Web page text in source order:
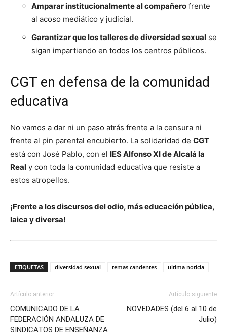
Amparar institucionalmente al compañero frente
al acoso mediático y judicial.
Garantizar que los talleres de diversidad sexual se
sigan impartiendo en todos los centros públicos.
CGT en defensa de la comunidad
educativa
No vamos a dar ni un paso atrás frente a la censura ni
frente al pin parental encubierto. La solidaridad de CGT
está con José Pablo, con el IES Alfonso XI de Alcalá la
Real y con toda la comunidad educativa que resiste a
estos atropellos.
¡Frente a los discursos del odio, más educación pública,
laica y diversa!
ETIQUETAS diversidad sexual temas candentes ultima noticia
Artículo anterior
COMUNICADO DE LA
FEDERACIÓN ANDALUZA DE
SINDICATOS DE ENSEÑANZA
Artículo siguiente
NOVEDADES (del 6 al 10 de
Julio)